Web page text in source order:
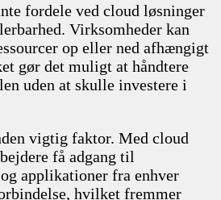
fordele ved cloud løsninger
Virksomheder kan
op eller ned afhængigt
gør det muligt at håndtere
uden at skulle investere i
vigtig faktor. Med cloud
få adgang til
applikationer fra enhver
hvilket fremmer